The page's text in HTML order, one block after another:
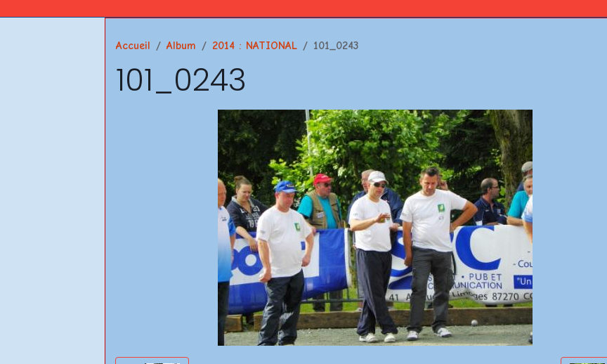
Accueil Album 2014 : NATIONAL 101_0243
101_0243